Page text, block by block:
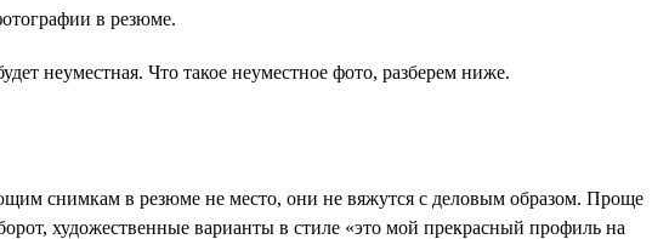
в резюме.
неуместная. Что такое неуместное фото, разберем ниже.
снимкам в резюме не место, они не вяжутся с деловым образом. Проще
художественные варианты в стиле «это мой прекрасный профиль на